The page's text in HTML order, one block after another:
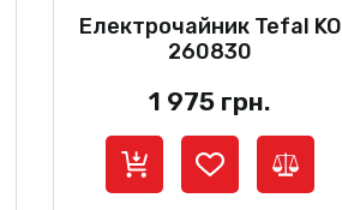
Електрочайник Tefal KO
260830
1 975 грн.